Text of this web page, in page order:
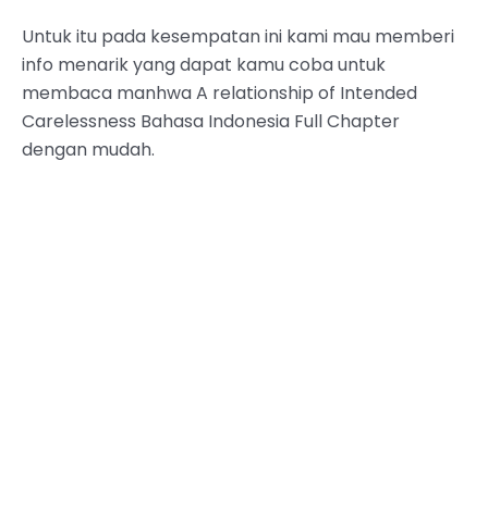
Untuk itu pada kesempatan ini kami mau memberi
info menarik yang dapat kamu coba untuk
membaca manhwa A relationship of Intended
Carelessness Bahasa Indonesia Full Chapter
dengan mudah.